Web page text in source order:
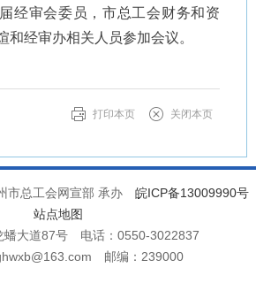
审会委员，市总工会财务和资
和经审办相关人员参加会议。
打印本页 关闭本页
市总工会网宣部 承办
皖ICP备13009990号
站点地图
蟠大道87号
电话：0550-3022837
邮编：239000